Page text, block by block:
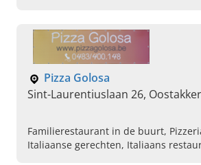
Pizza Golosa
Sint-Laurentiuslaan 26, Oostakker
Familierestaurant in de buurt,
Italiaanse gerechten, Italiaans